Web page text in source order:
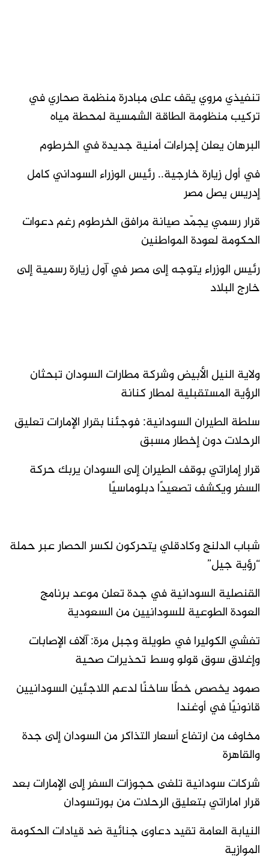
تنفيذي مروي يقف على مبادرة منظمة صحاري في
تركيب منظومة الطاقة الشمسية لمحطة مياه
البرهان يعلن إجراءات أمنية جديدة في الخرطوم
في أول زيارة خارجية.. رئيس الوزراء السوداني كامل
إدريس يصل مصر
قرار رسمي يجمّد صيانة مرافق الخرطوم رغم دعوات
الحكومة لعودة المواطنين
رئيس الوزراء يتوجه إلى مصر في آول زيارة رسمية إلى
خارج البلاد
ولاية النيل الأبيض وشركة مطارات السودان تبحثان
الرؤية المستقبلية لمطار كنانة
سلطة الطيران السودانية: فوجئنا بقرار الإمارات تعليق
الرحلات دون إخطار مسبق
قرار إماراتي بوقف الطيران إلى السودان يربك حركة
السفر ويكشف تصعيدًا دبلوماسيًا
شباب الدلنج وكادقلي يتحركون لكسر الحصار عبر حملة
“رؤية جيل”
القنصلية السودانية في جدة تعلن موعد برنامج
العودة الطوعية للسودانيين من السعودية
تفشي الكوليرا في طويلة وجبل مرة: آلاف الإصابات
وإغلاق سوق قولو وسط تحذيرات صحية
صمود يخصص خطًا ساخنًا لدعم اللاجئين السودانيين
قانونيًا في أوغندا
مخاوف من ارتفاع أسعار التذاكر من السودان إلى جدة
والقاهرة
شركات سودانية تلغى حجوزات السفر إلى الإمارات بعد
قرار اماراتي بتعليق الرحلات من بورتسودان
النيابة العامة تقيد دعاوى جنائية ضد قيادات الحكومة
الموازية